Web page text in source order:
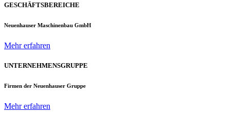
GESCHÄFTSBEREICHE
Neuenhauser Maschinenbau GmbH
Mehr erfahren
UNTERNEHMENSGRUPPE
Firmen der Neuenhauser Gruppe
Mehr erfahren